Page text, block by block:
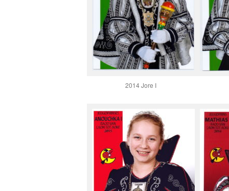
2014 Jore I